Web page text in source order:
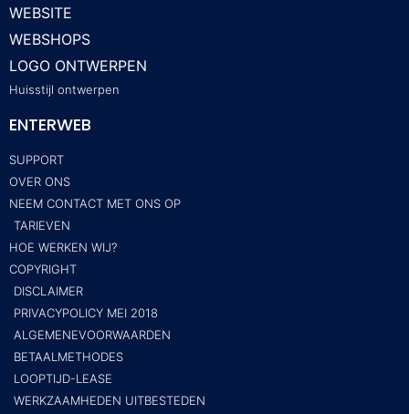
WEBSITE
WEBSHOPS
LOGO ONTWERPEN
Huisstijl ontwerpen
ENTERWEB
SUPPORT
OVER ONS
NEEM CONTACT MET ONS OP
TARIEVEN
HOE WERKEN WIJ?
COPYRIGHT
DISCLAIMER
PRIVACYPOLICY MEI 2018
ALGEMENEVOORWAARDEN
BETAALMETHODES
LOOPTIJD-LEASE
WERKZAAMHEDEN UITBESTEDEN